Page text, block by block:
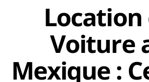
Location
Voiture
Mexique :